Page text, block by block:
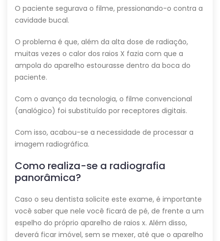
O paciente segurava o filme, pressionando-o contra a
cavidade bucal.
O problema é que, além da alta dose de radiação,
muitas vezes o calor dos raios X fazia com que a
ampola do aparelho estourasse dentro da boca do
paciente.
Com o avanço da tecnologia, o filme convencional
(analógico) foi substituído por receptores digitais.
Com isso, acabou-se a necessidade de processar a
imagem radiográfica.
Como realiza-se a radiografia
panorâmica?
Caso o seu dentista solicite este exame, é importante
você saber que nele você ficará de pé, de frente a um
espelho do próprio aparelho de raios x. Além disso,
deverá ficar imóvel, sem se mexer, até que o aparelho